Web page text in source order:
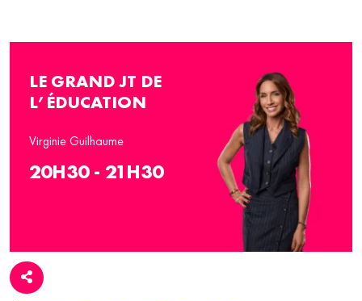
LE GRAND JT DE
L’ÉDUCATION
Virginie Guilhaume
20H30 - 21H30